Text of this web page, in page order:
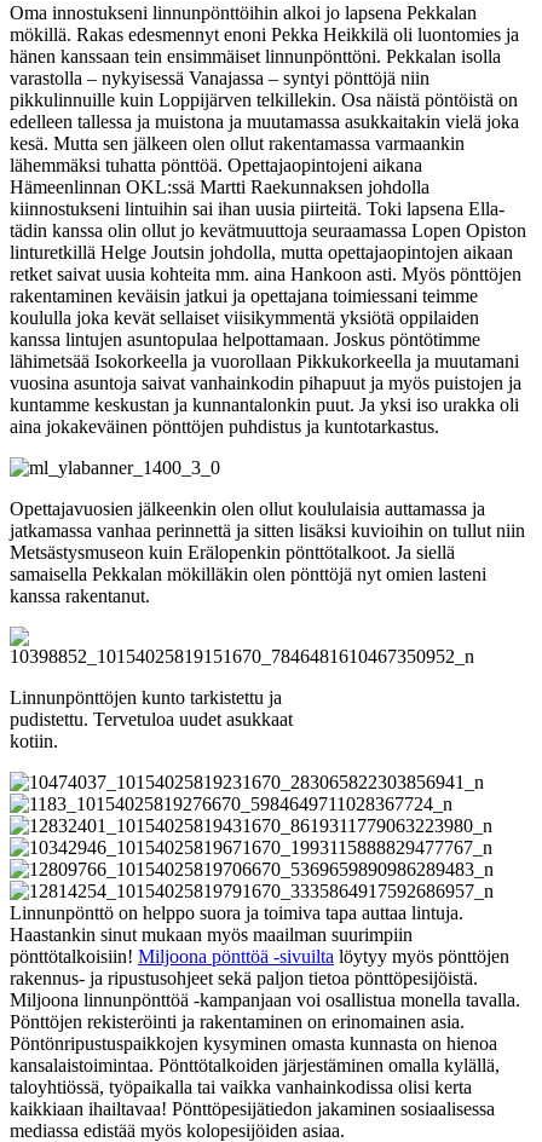
Oma innostukseni linnunpönttöihin alkoi jo lapsena Pekkalan
mökillä. Rakas edesmennyt enoni Pekka Heikkilä oli luontomies ja
hänen kanssaan tein ensimmäiset linnunpönttöni. Pekkalan isolla
varastolla – nykyisessä Vanajassa – syntyi pönttöjä niin
pikkulinnuille kuin Loppijärven telkillekin. Osa näistä pöntöistä on
edelleen tallessa ja muistona ja muutamassa asukkaitakin vielä joka
kesä. Mutta sen jälkeen olen ollut rakentamassa varmaankin
lähemmäksi tuhatta pönttöä. Opettajaopintojeni aikana
Hämeenlinnan OKL:ssä Martti Raekunnaksen johdolla
kiinnostukseni lintuihin sai ihan uusia piirteitä. Toki lapsena Ella-
tädin kanssa olin ollut jo kevätmuuttoja seuraamassa Lopen Opiston
linturetkillä Helge Joutsin johdolla, mutta opettajaopintojen aikaan
retket saivat uusia kohteita mm. aina Hankoon asti. Myös pönttöjen
rakentaminen keväisin jatkui ja opettajana toimiessani teimme
koululla joka kevät sellaiset viisikymmentä yksiötä oppilaiden
kanssa lintujen asuntopulaa helpottamaan. Joskus pöntötimme
lähimetsää Isokorkeella ja vuorollaan Pikkukorkeella ja muutamani
vuosina asuntoja saivat vanhainkodin pihapuut ja myös puistojen ja
kuntamme keskustan ja kunnantalonkin puut. Ja yksi iso urakka oli
aina jokakeväinen pönttöjen puhdistus ja kuntotarkastus.
Opettajavuosien jälkeenkin olen ollut koululaisia auttamassa ja
jatkamassa vanhaa perinnettä ja sitten lisäksi kuvioihin on tullut niin
Metsästysmuseon kuin Erälopenkin pönttötalkoot. Ja siellä
samaisella Pekkalan mökilläkin olen pönttöjä nyt omien lasteni
kanssa rakentanut.
Linnunpönttöjen kunto tarkistettu ja
pudistettu. Tervetuloa uudet asukkaat
kotiin.
Linnunpönttö on helppo suora ja toimiva tapa auttaa lintuja.
Haastankin sinut mukaan myös maailman suurimpiin
pönttötalkoisiin! Miljoona pönttöä -sivuilta löytyy myös pönttöjen
rakennus- ja ripustusohjeet sekä paljon tietoa pönttöpesijöistä.
Miljoona linnunpönttöä -kampanjaan voi osallistua monella tavalla.
Pönttöjen rekisteröinti ja rakentaminen on erinomainen asia.
Pöntönripustuspaikkojen kysyminen omasta kunnasta on hienoa
kansalaistoimintaa. Pönttötalkoiden järjestäminen omalla kylällä,
taloyhtiössä, työpaikalla tai vaikka vanhainkodissa olisi kerta
kaikkiaan ihailtavaa! Pönttöpesijätiedon jakaminen sosiaalisessa
mediassa edistää myös kolopesijöiden asiaa.